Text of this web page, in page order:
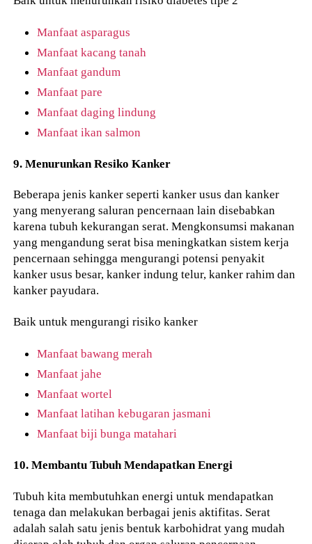
Manfaat asparagus
Manfaat kacang tanah
Manfaat gandum
Manfaat pare
Manfaat daging lindung
Manfaat ikan salmon
9. Menurunkan Resiko Kanker
Beberapa jenis kanker seperti kanker usus dan kanker
yang menyerang saluran pencernaan lain disebabkan
karena tubuh kekurangan serat. Mengkonsumsi makanan
yang mengandung serat bisa meningkatkan sistem kerja
pencernaan sehingga mengurangi potensi penyakit
kanker usus besar, kanker indung telur, kanker rahim dan
kanker payudara.
Baik untuk mengurangi risiko kanker
Manfaat bawang merah
Manfaat jahe
Manfaat wortel
Manfaat latihan kebugaran jasmani
Manfaat biji bunga matahari
10. Membantu Tubuh Mendapatkan Energi
Tubuh kita membutuhkan energi untuk mendapatkan
tenaga dan melakukan berbagai jenis aktifitas. Serat
adalah salah satu jenis bentuk karbohidrat yang mudah